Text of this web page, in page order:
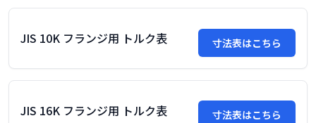
JIS 10K フランジ用 トルク表 寸法表はこちら
JIS 16K フランジ用 トルク表 寸法表はこちら